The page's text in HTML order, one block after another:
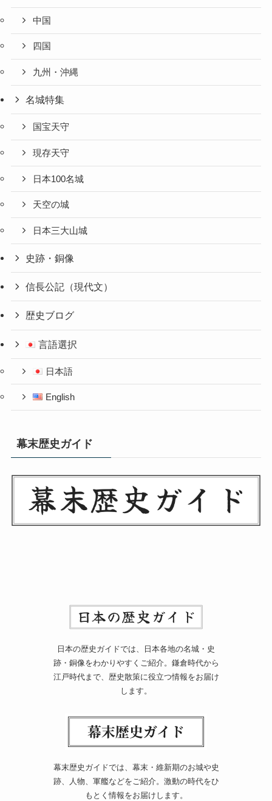
中国
四国
九州・沖縄
名城特集
国宝天守
現存天守
日本100名城
天空の城
日本三大山城
史跡・銅像
信長公記（現代文）
歴史ブログ
言語選択
日本語
English
幕末歴史ガイド
日本の歴史ガイドでは、日本各地の名城・史
跡・銅像をわかりやすくご紹介。鎌倉時代から
江戸時代まで、歴史散策に役立つ情報をお届け
します。
幕末歴史ガイドでは、幕末・維新期のお城や史
跡、人物、軍艦などをご紹介。激動の時代をひ
もとく情報をお届けします。